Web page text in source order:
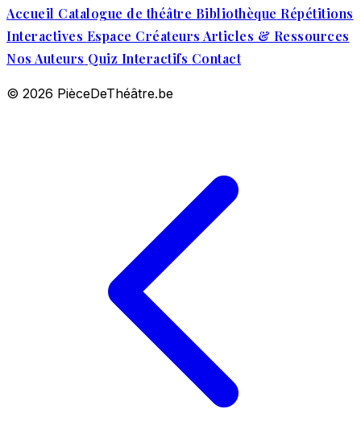
Accueil Catalogue de théâtre Bibliothèque Répétitions
Interactives Espace Créateurs Articles & Ressources
Nos Auteurs Quiz Interactifs Contact
© 2026 PièceDeThéâtre.be